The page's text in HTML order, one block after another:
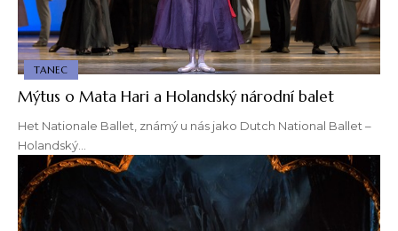
TANEC
Mýtus o Mata Hari a Holandský národní balet
Het Nationale Ballet, známý u nás jako Dutch National Ballet –
Holandský…